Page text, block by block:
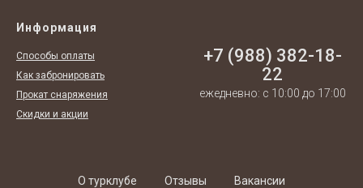
Информация
Способы оплаты
Как забронировать
Прокат снаряжения
Скидки и акции
+7 (988) 382-18-
22
ежедневно: с 10:00 до 17:00
О турклубе Отзывы Вакансии